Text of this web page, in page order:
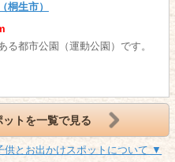
桐生市）
る都市公園（運動公園）です。
トを一覧で見る
とお出かけスポットについて ▼